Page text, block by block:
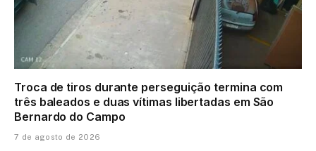
Troca de tiros durante perseguição termina com
três baleados e duas vítimas libertadas em São
Bernardo do Campo
7 de agosto de 2026